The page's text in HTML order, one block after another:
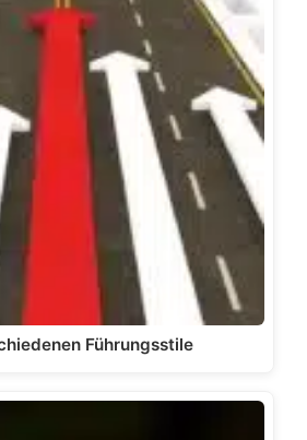
Führungsstile